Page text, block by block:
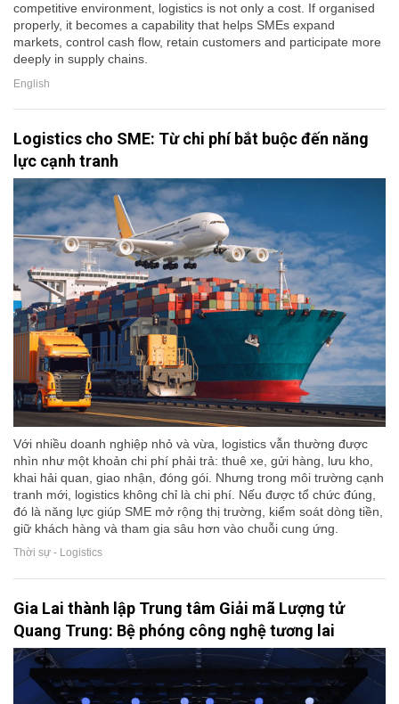
competitive environment, logistics is not only a cost. If organised
properly, it becomes a capability that helps SMEs expand
markets, control cash flow, retain customers and participate more
deeply in supply chains.
English
Logistics cho SME: Từ chi phí bắt buộc đến năng
lực cạnh tranh
Với nhiều doanh nghiệp nhỏ và vừa, logistics vẫn thường được
nhìn như một khoản chi phí phải trả: thuê xe, gửi hàng, lưu kho,
khai hải quan, giao nhận, đóng gói. Nhưng trong môi trường cạnh
tranh mới, logistics không chỉ là chi phí. Nếu được tổ chức đúng,
đó là năng lực giúp SME mở rộng thị trường, kiểm soát dòng tiền,
giữ khách hàng và tham gia sâu hơn vào chuỗi cung ứng.
Thời sự - Logistics
Gia Lai thành lập Trung tâm Giải mã Lượng tử
Quang Trung: Bệ phóng công nghệ tương lai